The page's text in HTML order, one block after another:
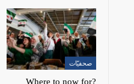
صحفيّات
?Where to now for